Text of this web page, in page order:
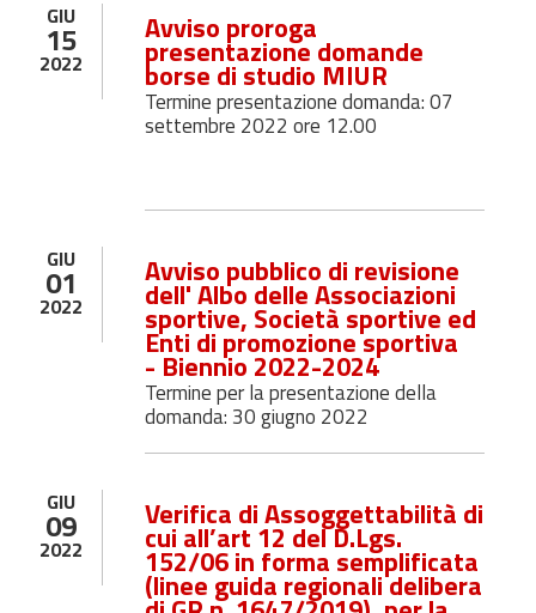
GIU
15
2022
Avviso proroga
presentazione domande
borse di studio MIUR
Termine presentazione domanda: 07
settembre 2022 ore 12.00
GIU
01
2022
Avviso pubblico di revisione
dell' Albo delle Associazioni
sportive, Società sportive ed
Enti di promozione sportiva
- Biennio 2022-2024
Termine per la presentazione della
domanda: 30 giugno 2022
GIU
09
2022
Verifica di Assoggettabilità di
cui all’art 12 del D.Lgs.
152/06 in forma semplificata
(linee guida regionali delibera